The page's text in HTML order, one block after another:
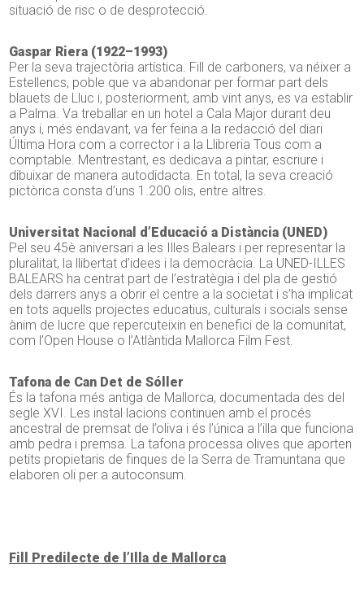
situació de risc o de desprotecció.
Gaspar Riera (1922–1993)
Per la seva trajectòria artística. Fill de carboners, va néixer a
Estellencs, poble que va abandonar per formar part dels
blauets de Lluc i, posteriorment, amb vint anys, es va establir
a Palma. Va treballar en un hotel a Cala Major durant deu
anys i, més endavant, va fer feina a la redacció del diari
Última Hora com a corrector i a la Llibreria Tous com a
comptable. Mentrestant, es dedicava a pintar, escriure i
dibuixar de manera autodidacta. En total, la seva creació
pictòrica consta d’uns 1.200 olis, entre altres.
Universitat Nacional d’Educació a Distància (UNED)
Pel seu 45è aniversari a les Illes Balears i per representar la
pluralitat, la llibertat d’idees i la democràcia. La UNED-ILLES
BALEARS ha centrat part de l’estratègia i del pla de gestió
dels darrers anys a obrir el centre a la societat i s’ha implicat
en tots aquells projectes educatius, culturals i socials sense
ànim de lucre que repercuteixin en benefici de la comunitat,
com l’Open House o l’Atlàntida Mallorca Film Fest.
Tafona de Can Det de Sóller
És la tafona més antiga de Mallorca, documentada des del
segle XVI. Les instal·lacions continuen amb el procés
ancestral de premsat de l’oliva i és l’única a l’illa que funciona
amb pedra i premsa. La tafona processa olives que aporten
petits propietaris de finques de la Serra de Tramuntana que
elaboren oli per a autoconsum.
Fill Predilecte de l’Illa de Mallorca